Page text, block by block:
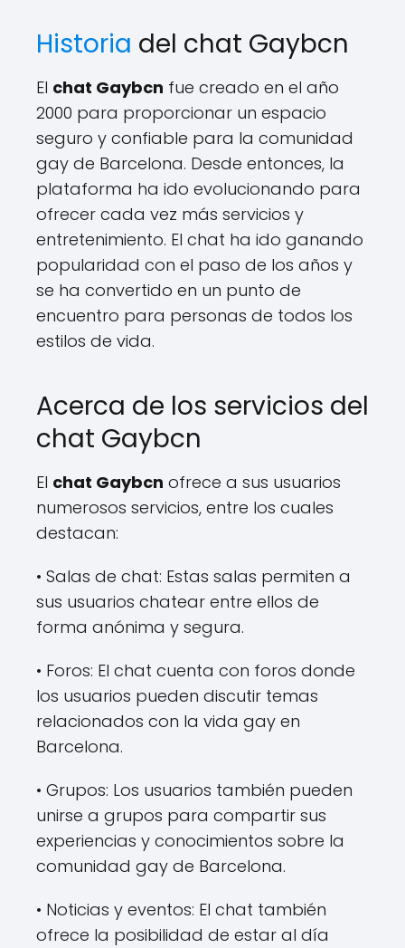
Historia del chat Gaybcn
El chat Gaybcn fue creado en el año
2000 para proporcionar un espacio
seguro y confiable para la comunidad
gay de Barcelona. Desde entonces, la
plataforma ha ido evolucionando para
ofrecer cada vez más servicios y
entretenimiento. El chat ha ido ganando
popularidad con el paso de los años y
se ha convertido en un punto de
encuentro para personas de todos los
estilos de vida.
Acerca de los servicios del
chat Gaybcn
El chat Gaybcn ofrece a sus usuarios
numerosos servicios, entre los cuales
destacan:
• Salas de chat: Estas salas permiten a
sus usuarios chatear entre ellos de
forma anónima y segura.
• Foros: El chat cuenta con foros donde
los usuarios pueden discutir temas
relacionados con la vida gay en
Barcelona.
• Grupos: Los usuarios también pueden
unirse a grupos para compartir sus
experiencias y conocimientos sobre la
comunidad gay de Barcelona.
• Noticias y eventos: El chat también
ofrece la posibilidad de estar al día